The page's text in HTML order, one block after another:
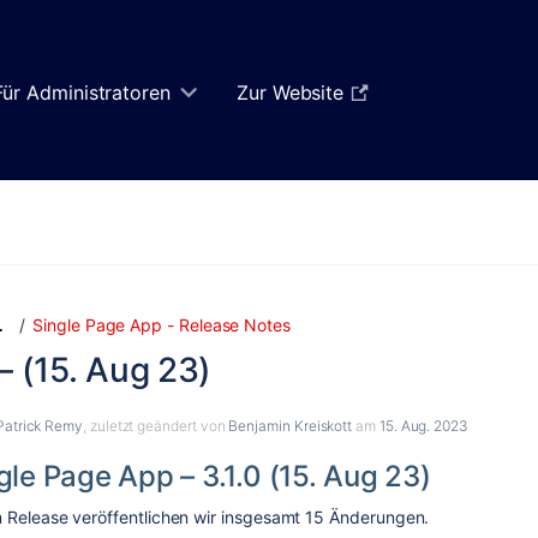
Administratoren Zur Website
Single Page App - Release Notes
(15. Aug 23)
Remy, zuletzt geändert von Benjamin Kreiskott am 15. Aug. 2023
Page App – 3.1.0 (15. Aug 23)
Release veröffentlichen wir insgesamt15 Änderungen.